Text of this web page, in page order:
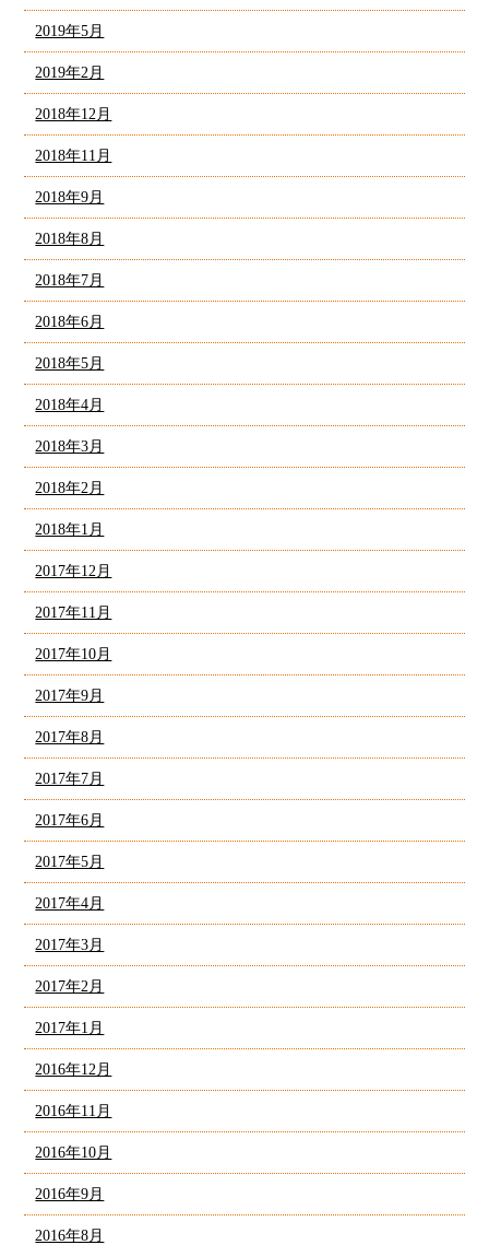
2019年5月
2019年2月
2018年12月
2018年11月
2018年9月
2018年8月
2018年7月
2018年6月
2018年5月
2018年4月
2018年3月
2018年2月
2018年1月
2017年12月
2017年11月
2017年10月
2017年9月
2017年8月
2017年7月
2017年6月
2017年5月
2017年4月
2017年3月
2017年2月
2017年1月
2016年12月
2016年11月
2016年10月
2016年9月
2016年8月